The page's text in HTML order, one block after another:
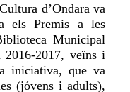
d’Ondara va
els Premis a les
Municipal
2016-2017, veïns i
iniciativa, que va
(jóvens i adults),